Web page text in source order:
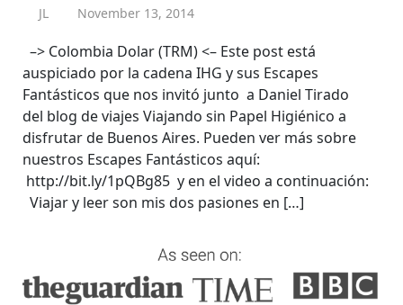
JL November 13, 2014
–> Colombia Dolar (TRM) <– Este post está
auspiciado por la cadena IHG y sus Escapes
Fantásticos que nos invitó junto a Daniel Tirado
del blog de viajes Viajando sin Papel Higiénico a
disfrutar de Buenos Aires. Pueden ver más sobre
nuestros Escapes Fantásticos aquí:
http://bit.ly/1pQBg85 y en el video a continuación:
Viajar y leer son mis dos pasiones en […]